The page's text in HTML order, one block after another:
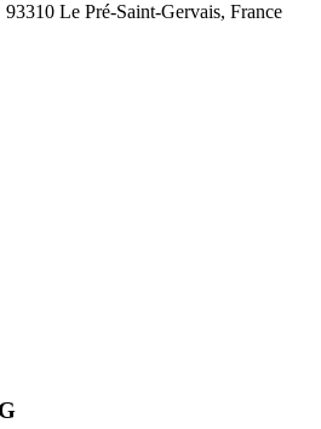
Le Pré-Saint-Gervais, France